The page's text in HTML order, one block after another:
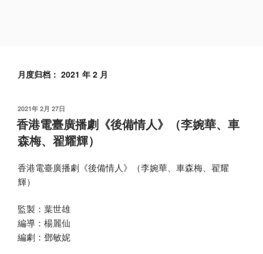
月度归档： 2021 年 2 月
发
布
于
2021年 2月 27日
香港電臺廣播劇《後備情人》（李婉華、車
森梅、翟耀輝）
香港電臺廣播劇《後備情人》（李婉華、車森梅、翟耀
輝）
監製：葉世雄
編導：楊麗仙
編劇：鄧敏妮